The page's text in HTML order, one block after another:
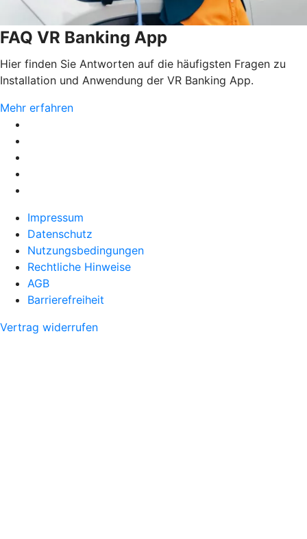
FAQ VR Banking App
Hier finden Sie Antworten auf die häufigsten Fragen zu
Installation und Anwendung der VR Banking App.
Mehr erfahren
Impressum
Datenschutz
Nutzungsbedingungen
Rechtliche Hinweise
AGB
Barrierefreiheit
Vertrag widerrufen